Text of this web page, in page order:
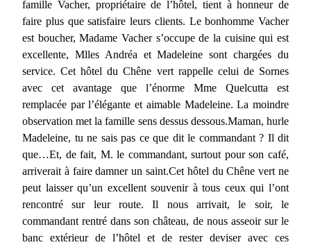
famille Vacher, propriétaire de l’hôtel, tient à honneur de
faire plus que satisfaire leurs clients. Le bonhomme Vacher
est boucher, Madame Vacher s’occupe de la cuisine qui est
excellente, Mlles Andréa et Madeleine sont chargées du
service. Cet hôtel du Chêne vert rappelle celui de Sornes
avec cet avantage que l’énorme Mme Quelcutta est
remplacée par l’élégante et aimable Madeleine. La moindre
observation met la famille sens dessus dessous.Maman, hurle
Madeleine, tu ne sais pas ce que dit le commandant ? Il dit
que…Et, de fait, M. le commandant, surtout pour son café,
arriverait à faire damner un saint.Cet hôtel du Chêne vert ne
peut laisser qu’un excellent souvenir à tous ceux qui l’ont
rencontré sur leur route. Il nous arrivait, le soir, le
commandant rentré dans son château, de nous asseoir sur le
banc extérieur de l’hôtel et de rester deviser avec ces